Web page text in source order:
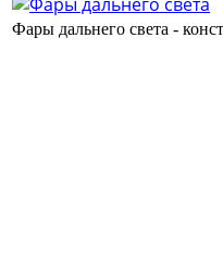
Фары дальнего света -